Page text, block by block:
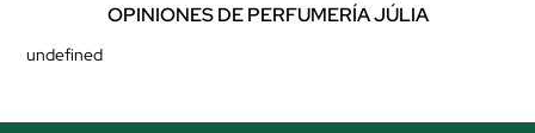
OPINIONES DE PERFUMERÍA JÚLIA
undefined